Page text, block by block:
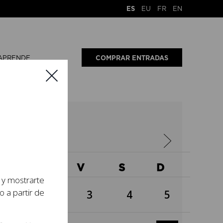
ES EU FR EN
COMPRAR ENTRADAS
V S D
1 3 4 5
mostrarte
a partir de